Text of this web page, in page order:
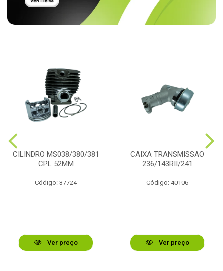
CILINDRO MS038/380/381
CPL 52MM
Código: 37724
Ver preço
CAIXA TRANSMISSAO
236/143RII/241
Código: 40106
Ver preço